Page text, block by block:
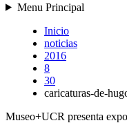
Menu Principal
Inicio
noticias
2016
8
30
caricaturas-de-
Museo+UCR presenta